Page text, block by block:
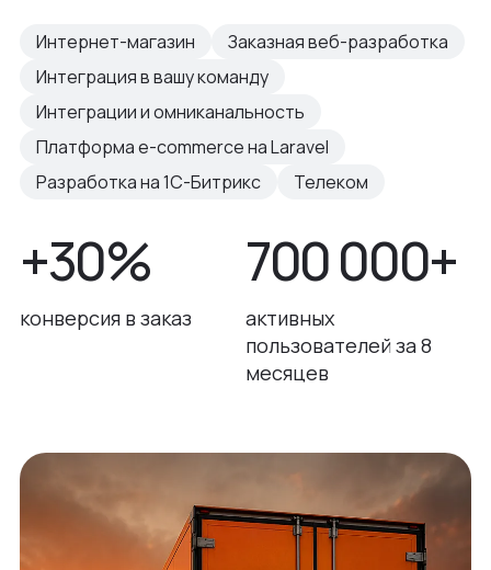
Интернет-магазин
Заказная веб-разработка
Интеграция в вашу команду
Интеграции и омниканальность
Платформа e-commerce на Laravel
Разработка на 1С-Битрикс
Телеком
+30%
конверсия в заказ
700 000+
активных
пользователей за 8
месяцев